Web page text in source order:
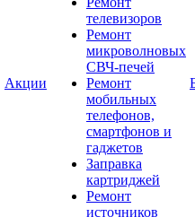
Акции
телевизоров
Ремонт
микроволновых
СВЧ-печей
Ремонт
мобильных
телефонов,
смартфонов и
гаджетов
Заправка
картриджей
Ремонт
источников